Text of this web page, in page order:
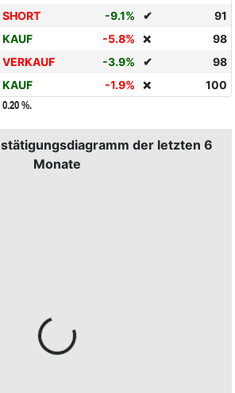
SHORT -9.1% ✔
91
KAUF -5.8% ❌
98
VERKAUF -3.9% ✔
98
KAUF -1.9% ❌ 100
%.
der letzten 6
Monate